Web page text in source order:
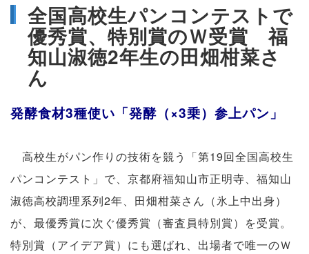
全国高校生パンコンテストで
優秀賞、特別賞のＷ受賞 福
知山淑徳2年生の田畑柑菜さ
ん
発酵食材3種使い「発酵 （×3乗） 参上パン」
高校生がパン作りの技術を競う「第19回全国高校生
パンコンテスト」で、京都府福知山市正明寺、福知山
淑徳高校調理系列2年、田畑柑菜さん（氷上中出身）
が、最優秀賞に次ぐ優秀賞（審査員特別賞）を受賞。
特別賞（アイデア賞）にも選ばれ、出場者で唯一のＷ